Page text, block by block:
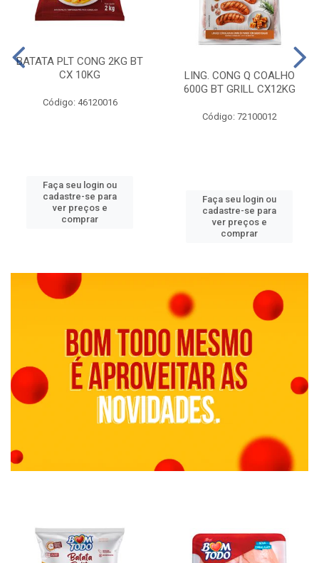
BATATA PLT CONG 2KG BT
CX 10KG
Código: 46120016
Faça seu login ou
cadastre-se para
ver preços e
comprar
LING. CONG Q COALHO
600G BT GRILL CX12KG
Código: 72100012
Faça seu login ou
cadastre-se para
ver preços e
comprar